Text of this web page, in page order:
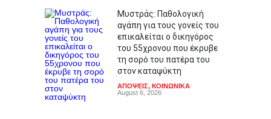
Μυστράς: Παθολογική
αγάπη για τους γονείς του
επικαλείται ο δικηγόρος
του 55χρονου που έκρυβε
τη σορό του πατέρα του
στον καταψύκτη
ΑΠΟΨΕΙΣ, ΚΟΙΝΩΝΙΚΑ
August 6, 2026